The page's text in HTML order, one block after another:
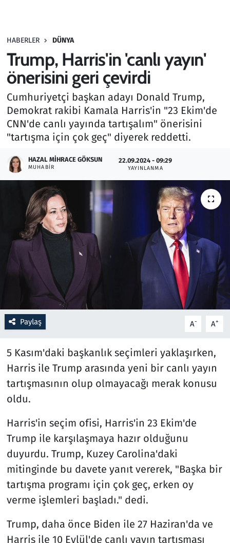
HABERLER DÜNYA
Trump, Harris'in 'canlı yayın'
önerisini geri çevirdi
Cumhuriyetçi başkan adayı Donald Trump,
Demokrat rakibi Kamala Harris'in "23 Ekim'de
CNN'de canlı yayında tartışalım" önerisini
"tartışma için çok geç" diyerek reddetti.
HAZAL MIHRACE GÖKSUN
MUHABIR
22.09.2024 - 09:29
YAYINLANMA
Paylaş A- A+
5 Kasım'daki başkanlık seçimleri yaklaşırken,
Harris ile Trump arasında yeni bir canlı yayın
tartışmasının olup olmayacağı merak konusu
oldu.
Harris'in seçim ofisi, Harris'in 23 Ekim'de
Trump ile karşılaşmaya hazır olduğunu
duyurdu. Trump, Kuzey Carolina'daki
mitinginde bu davete yanıt vererek, "Başka bir
tartışma programı için çok geç, erken oy
verme işlemleri başladı." dedi.
Trump, daha önce Biden ile 27 Haziran'da ve
Harris ile 10 Eylül'de canlı yayın tartışması
Haber
Kültür Sanat
Kurumsal Haberler
Lezzet Durağı
Oyun
Ramazan
Resmi İlanlar
Rüya Tabirleri
Savunma Sanayi
Seçim 2023
Spor
Televizyon